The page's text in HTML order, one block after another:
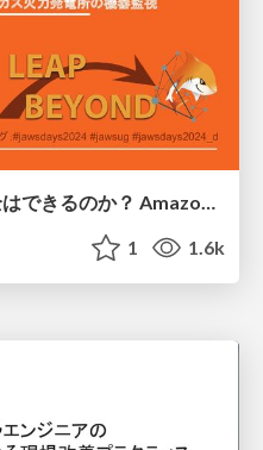
JAWS DAYS 2024 予知保全はできるのか？ Amazon Monitronによるガス火力発電所の機器監視
1 1.6k